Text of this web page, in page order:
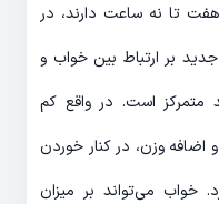
تا نه ساعت دارند، در
بر ارتباط بین خواب و
متمرکز است. در واقع کم
وزن، در کنار خوردن
خواب می‌تواند بر میزان